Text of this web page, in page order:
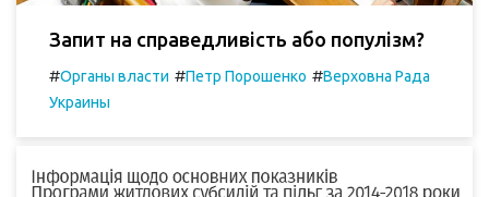
Запит на справедливість або популізм?
#Органы власти #Петр Порошенко #Верховна Рада
Украины